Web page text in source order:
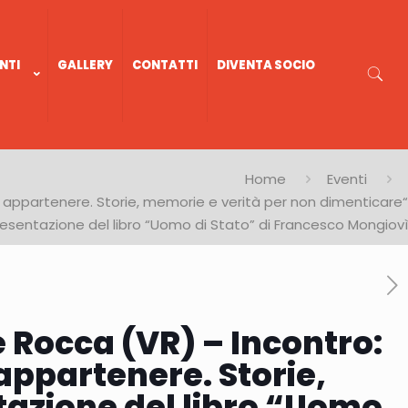
GALLERY CONTATTI DIVENTA SOCIO
Home
Eventi
Storie, memorie e verità per non dimenticare“
del libro “Uomo di Stato” di Francesco Mongiovì
(VR) – Incontro:
Storie,